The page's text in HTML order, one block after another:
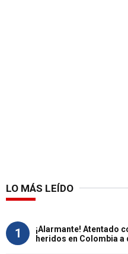
LO MÁS LEÍDO
1
¡Alarmante! Atentado
heridos en Colombia